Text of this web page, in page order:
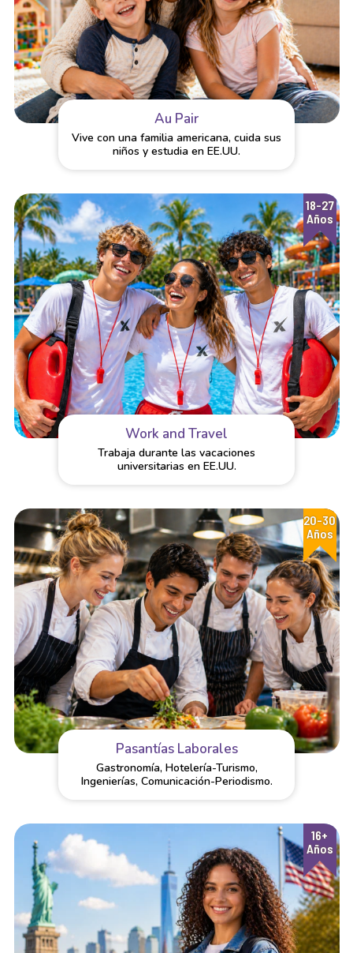
Au Pair
Vive con una familia americana, cuida sus
niños y estudia en EE.UU.
18-27
Años
Work and Travel
Trabaja durante las vacaciones
universitarias en EE.UU.
20-30
Años
Pasantías Laborales
Gastronomía, Hotelería-Turismo,
Ingenierías, Comunicación-Periodismo.
16+
Años